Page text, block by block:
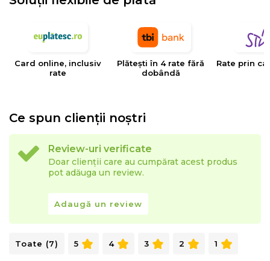
*Culoarea chederului produselor poate sa difere.
prezentare.
Fabricat in Romania.
Card online, inclusiv
rate
Plătești în 4 rate fără
dobândă
Rate prin
Ce spun clienții noștri
Review-uri verificate
Doar clienții care au cumpărat acest produs
pot adăuga un review.
Adaugă un review
Toate (7) 5 4 3 2 1